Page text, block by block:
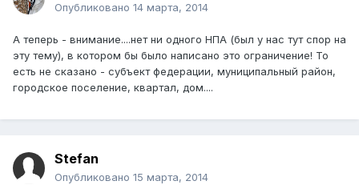
Опубликовано 14 марта, 2014
А теперь - внимание....нет ни одного НПА (был у нас тут спор на
эту тему), в котором бы было написано это ограничение! То
есть не сказано - субъект федерации, муниципальный район,
городское поселение, квартал, дом....
Stefan
Опубликовано 15 марта, 2014